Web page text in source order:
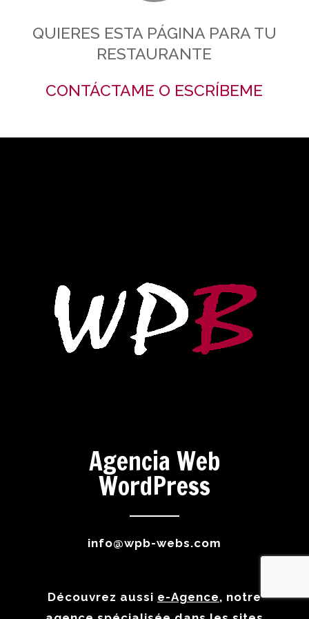
QUIERES ESTA PÁGINA PARA TU
RESTAURANTE
CONTÁCTAME O ESCRÍBEME
Agencia Web
WordPress
info@wpb-webs.com
Découvrez aussi e-Agence, notre